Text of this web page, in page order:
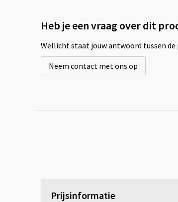
Heb je een vraag over dit
Wellicht staat jouw antwoord tussen
Neem contact met ons op
Prijsinformatie